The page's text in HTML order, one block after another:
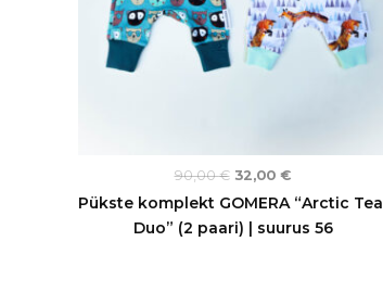
90,00€ 32,00 €
Pükste komplekt GOMERA “Arctic Teal
Duo” (2 paari) | suurus 56